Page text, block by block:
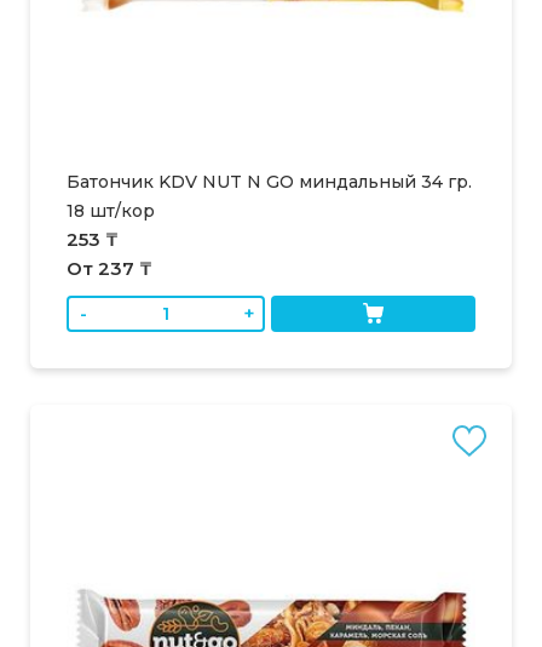
Батончик KDV NUT N GO миндальный 34 гр.
18 шт/кор
253 ₸
От 237 ₸
-
+